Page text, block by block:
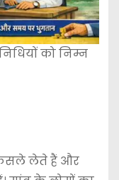
को निम्न
लेते हैं और